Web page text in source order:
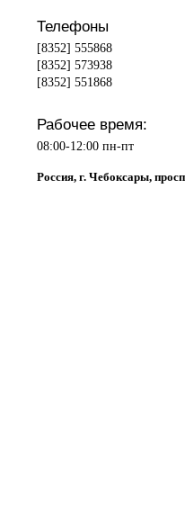
Телефоны
[8352] 555868
[8352] 573938
[8352] 551868
Рабочее время:
08:00-12:00 пн-пт
Россия, г. Чебоксары,